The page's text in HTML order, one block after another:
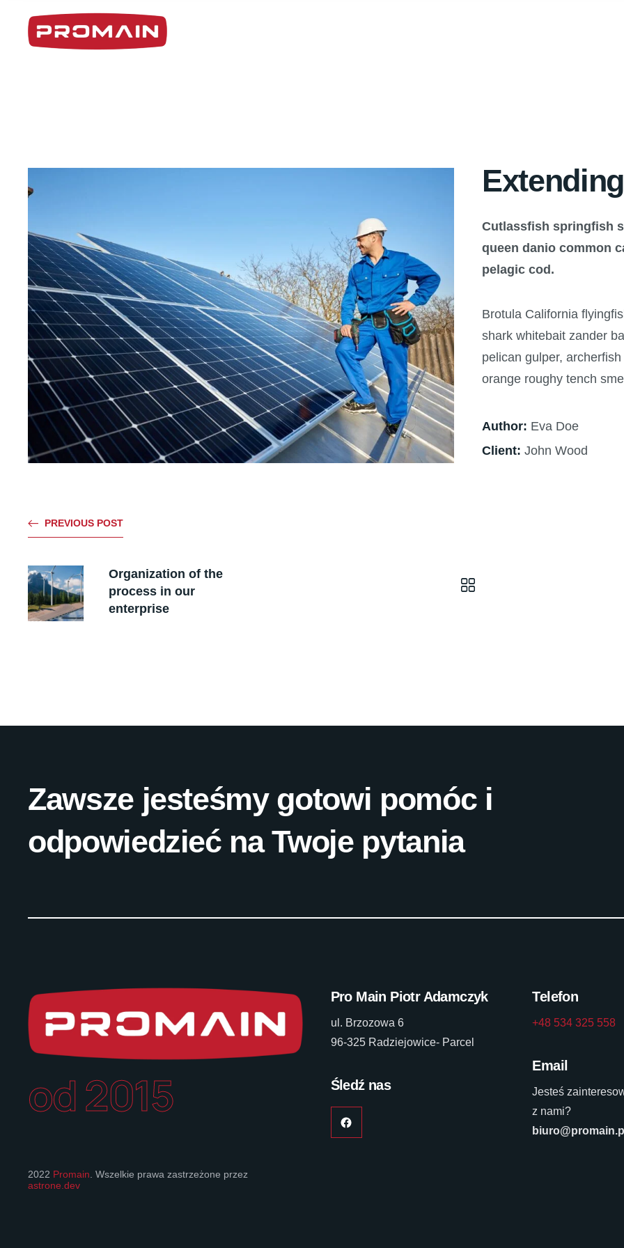
Cutlassfish springfish
queen danio common
pelagic cod.
Brotula California
shark whitebait zander
pelican gulper,
orange roughy tench
Author: Eva Doe
Client: John Wood
PREVIOUS POST
Organization of the
process in our
enterprise
Zawsze jesteśmy gotowi pomóc i
odpowiedzieć na Twoje pytania
od 2015
2022 Promain . Wszelkie prawa zastrzeżone przez
astrone.dev
Pro Main Piotr Adamczyk
ul. Brzozowa 6
96-325 Radziejowice- Parcel
Śledź nas
Telefon
+48 534 325 558
Email
Jesteś
z nami?
biuro@promain.pl